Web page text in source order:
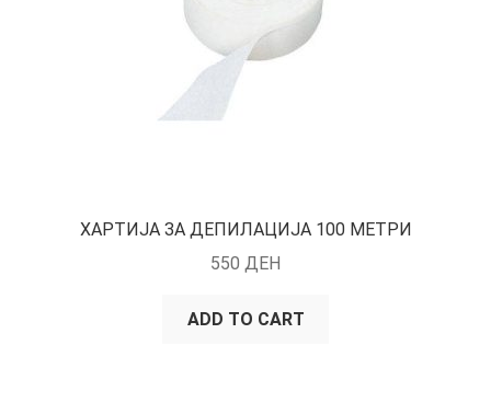
ХАРТИЈА ЗА ДЕПИЛАЦИЈА 100 МЕТРИ
550 ДЕН
ADD TO CART